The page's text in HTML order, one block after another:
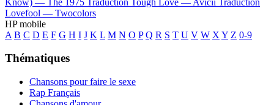
Lovefool — Twocolors
HP mobile
A B C D E F G H I J K L M N O P Q R S T U V W X Y Z 0-9
Thématiques
Chansons pour faire le sexe
Rap Français